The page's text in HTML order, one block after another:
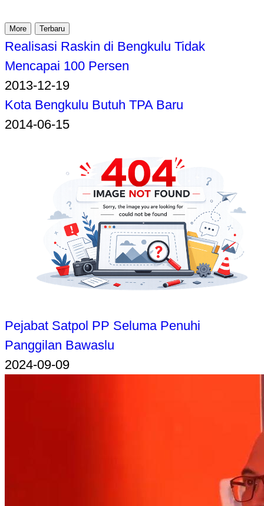
More Terbaru
Realisasi Raskin di Bengkulu Tidak
Mencapai 100 Persen
2013-12-19
Kota Bengkulu Butuh TPA Baru
2014-06-15
Pejabat Satpol PP Seluma Penuhi
Panggilan Bawaslu
2024-09-09